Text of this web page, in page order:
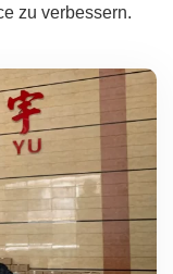
zu verbessern.